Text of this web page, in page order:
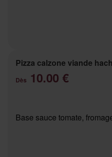
Pizza calzone viande
Dès 10.00 €
Base sauce tomate,